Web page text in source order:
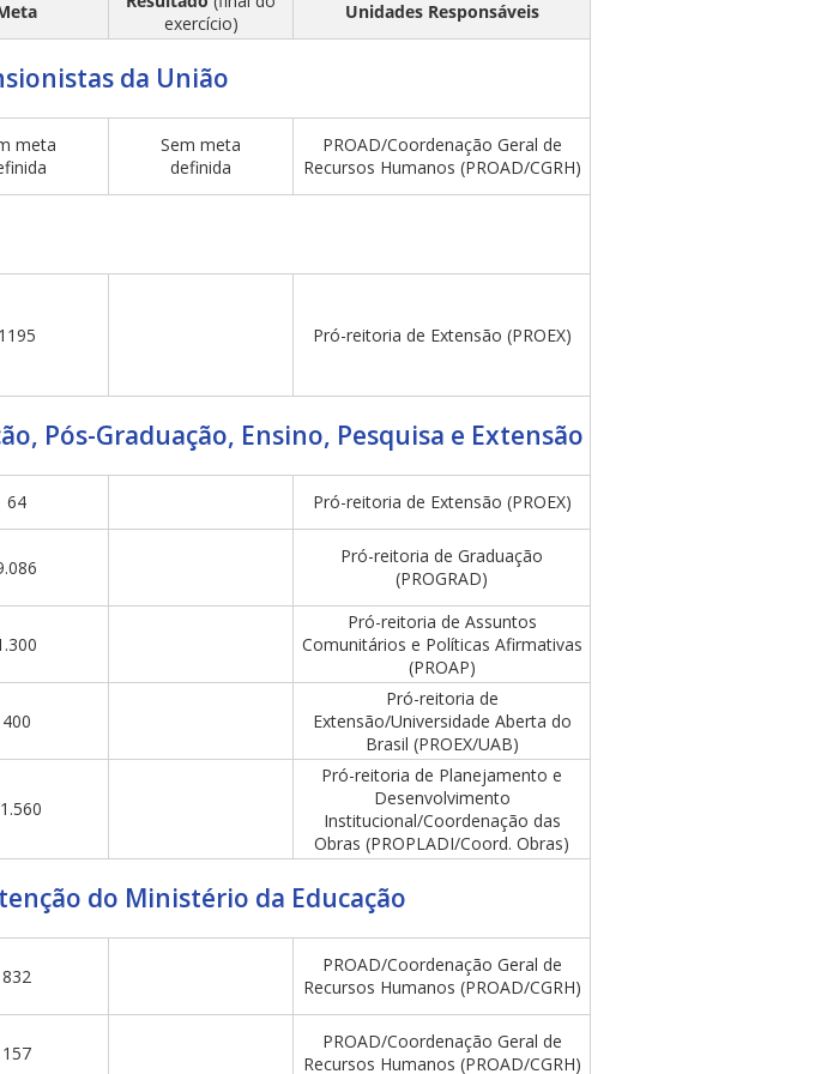
exercício)
Unidades Responsáveis
da União
meta
Sem meta
definida
PROAD/Coordenação Geral de
Recursos Humanos (PROAD/CGRH)
1195 Pró-reitoria de Extensão (PROEX)
Pós-Graduação, Ensino, Pesquisa e Extensão
64 Pró-reitoria de Extensão (PROEX)
Pró-reitoria de Graduação
(PROGRAD)
Pró-reitoria de Assuntos
Comunitários e Políticas Afirmativas
(PROAP)
400
Pró-reitoria de
Extensão/Universidade Aberta do
Brasil (PROEX/UAB)
Pró-reitoria de Planejamento e
Desenvolvimento
Institucional/Coordenação das
Obras (PROPLADI/Coord. Obras)
do Ministério da Educação
832
PROAD/Coordenação Geral de
Recursos Humanos (PROAD/CGRH)
157
PROAD/Coordenação Geral de
Recursos Humanos (PROAD/CGRH)